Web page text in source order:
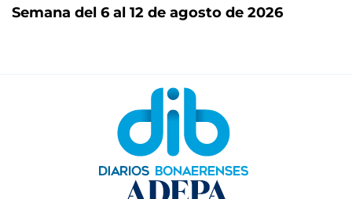
Semana del 6 al 12 de agosto de 2026